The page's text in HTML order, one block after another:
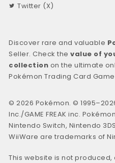
Twitter (X)
Discover rare and valuable
Seller. Check thevalue of
collection on the ultimate
Pokémon Trading Card
© 2026 Pokémon. ©
Inc./GAME FREAK inc.
Nintendo Switch, Nintendo
WiiWare are trademarks of
This website is not